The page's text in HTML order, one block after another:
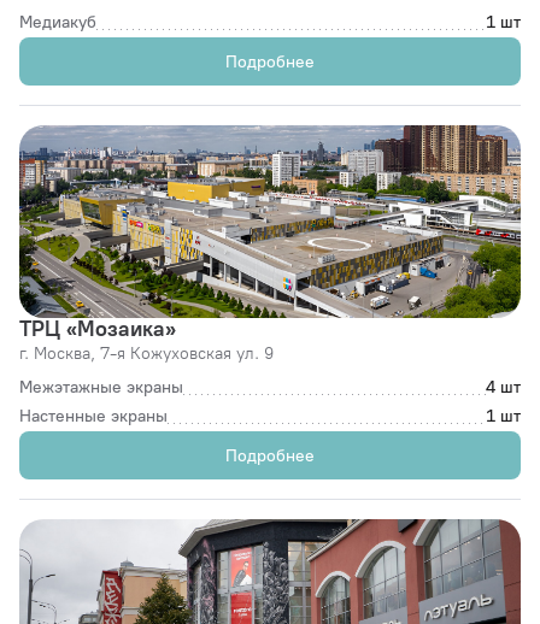
Медиакуб
1 шт
Подробнее
ТРЦ «Мозаика»
г. Москва, 7-я Кожуховская ул. 9
Межэтажные экраны
4 шт
Настенные экраны
1 шт
Подробнее